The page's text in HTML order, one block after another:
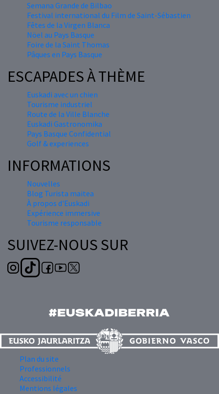
Semana Grande de Bilbao
Festival international du Film de Saint-Sébastien
Fêtes de la Virgen Blanca
Nöel au Pays Basque
Foire de la Saint Thomas
Pâques en Pays Basque
ESCAPADES À THÈME
Euskadi avec un chien
Tourisme industriel
Route de la Ville Blanche
Euskadi Gastronomika
Pays Basque Confidential
Golf & experiences
INFORMATIONS
Nouvelles
Blog Turista maitea
À propos d'Euskadi
Expérience immersive
Tourisme responsable
SUIVEZ-NOUS SUR
Plan du site
Professionnels
Accessibilité
Mentions légales